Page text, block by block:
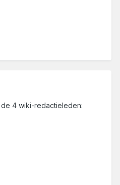
4 wiki-redactieleden: